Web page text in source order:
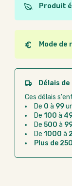
Produit
Ce produit est
matériaux
peuvent plus
après
n'entre pas
Mode
Quel que soit
passer
Paiement
Virement
après la
Chorus
Délais
Ces délais
De 0 à 99
De 100 à
De 500 à
De 1000 à
Plus de